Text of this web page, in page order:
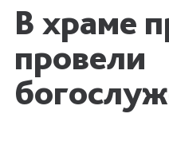
В храме
провели